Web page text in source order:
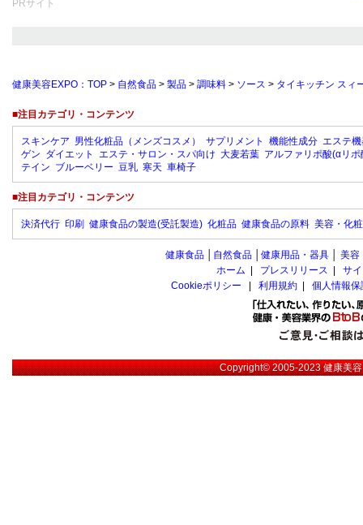
PRサイト
健康美容EXPO：TOP > 自然食品 > 製品 > 調味料 > ソース > タイキッチン スィ
■注目カテゴリ・コンテンツ
スキンケア 男性化粧品（メンズコスメ） サプリメント 機能性成分 エステ
ゲン ダイエット エステ・サロン・スパ向け 大麦若葉 アルファリポ酸(αリポ
テイン ブルーベリー 豆乳 寒天 車椅子
■注目カテゴリ・コンテンツ
決済代行 印刷 健康食品の製造(受託製造) 化粧品 健康食品の原料 美容・化
健康食品 自然食品 健康用品・器具 美容
ホーム
プレスリリース
サ
Cookieポリシー
利用規約 個人情報
Copyright© 2005-2023健康美